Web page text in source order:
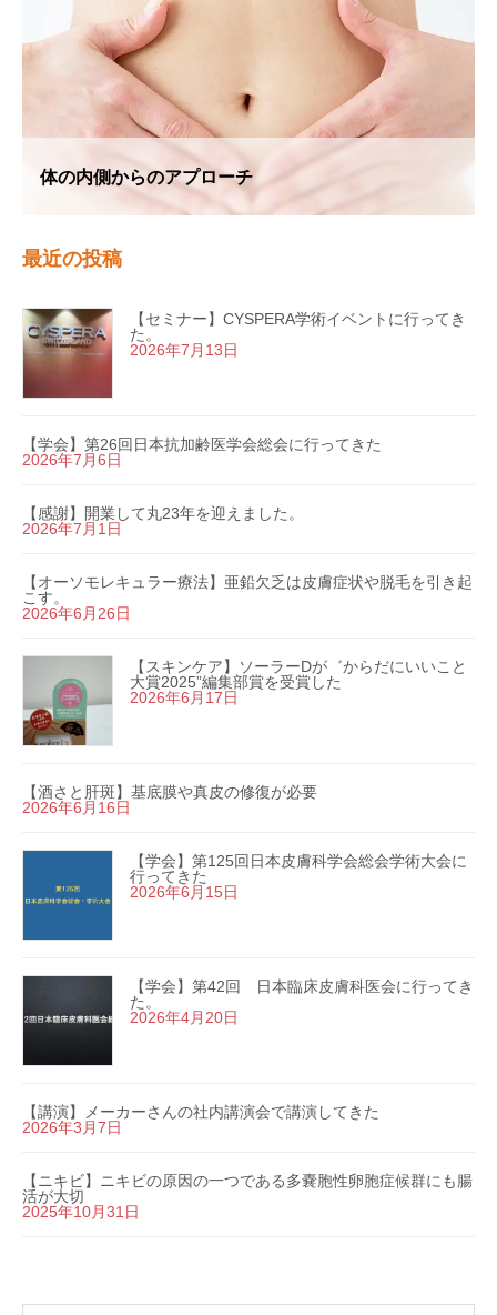
体の内側からのアプローチ
最近の投稿
【セミナー】CYSPERA学術イベントに行ってき
た。
2026年7月13日
【学会】第26回日本抗加齢医学会総会に行ってきた
2026年7月6日
【感謝】開業して丸23年を迎えました。
2026年7月1日
【オーソモレキュラー療法】亜鉛欠乏は皮膚症状や脱毛を引き起
こす。
2026年6月26日
【スキンケア】ソーラーDが゛からだにいいこと
大賞2025”編集部賞を受賞した
2026年6月17日
【酒さと肝斑】基底膜や真皮の修復が必要
2026年6月16日
【学会】第125回日本皮膚科学会総会学術大会に
行ってきた
2026年6月15日
【学会】第42回 日本臨床皮膚科医会に行ってき
た。
2026年4月20日
【講演】メーカーさんの社内講演会で講演してきた
2026年3月7日
【ニキビ】ニキビの原因の一つである多嚢胞性卵胞症候群にも腸
活が大切
2025年10月31日